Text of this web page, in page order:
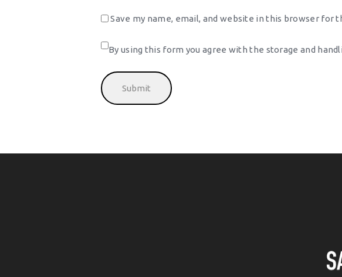
Save my name, email, and website in this browser for
By using this form you agree with the storage and